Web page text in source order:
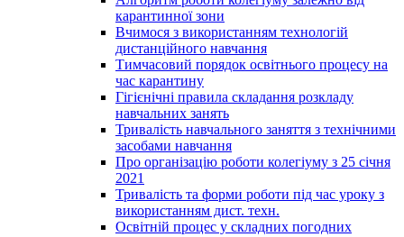
карантинної зони
Вчимося з використанням технологій
дистанційного навчання
Тимчасовий порядок освітнього процесу на
час карантину
Гігієнічні правила складання розкладу
навчальних занять
Тривалість навчального заняття з технічними
засобами навчання
Про організацію роботи колегіуму з 25 січня
2021
Тривалість та форми роботи під час уроку з
використанням дист. техн.
Освітній процес у складних погодних